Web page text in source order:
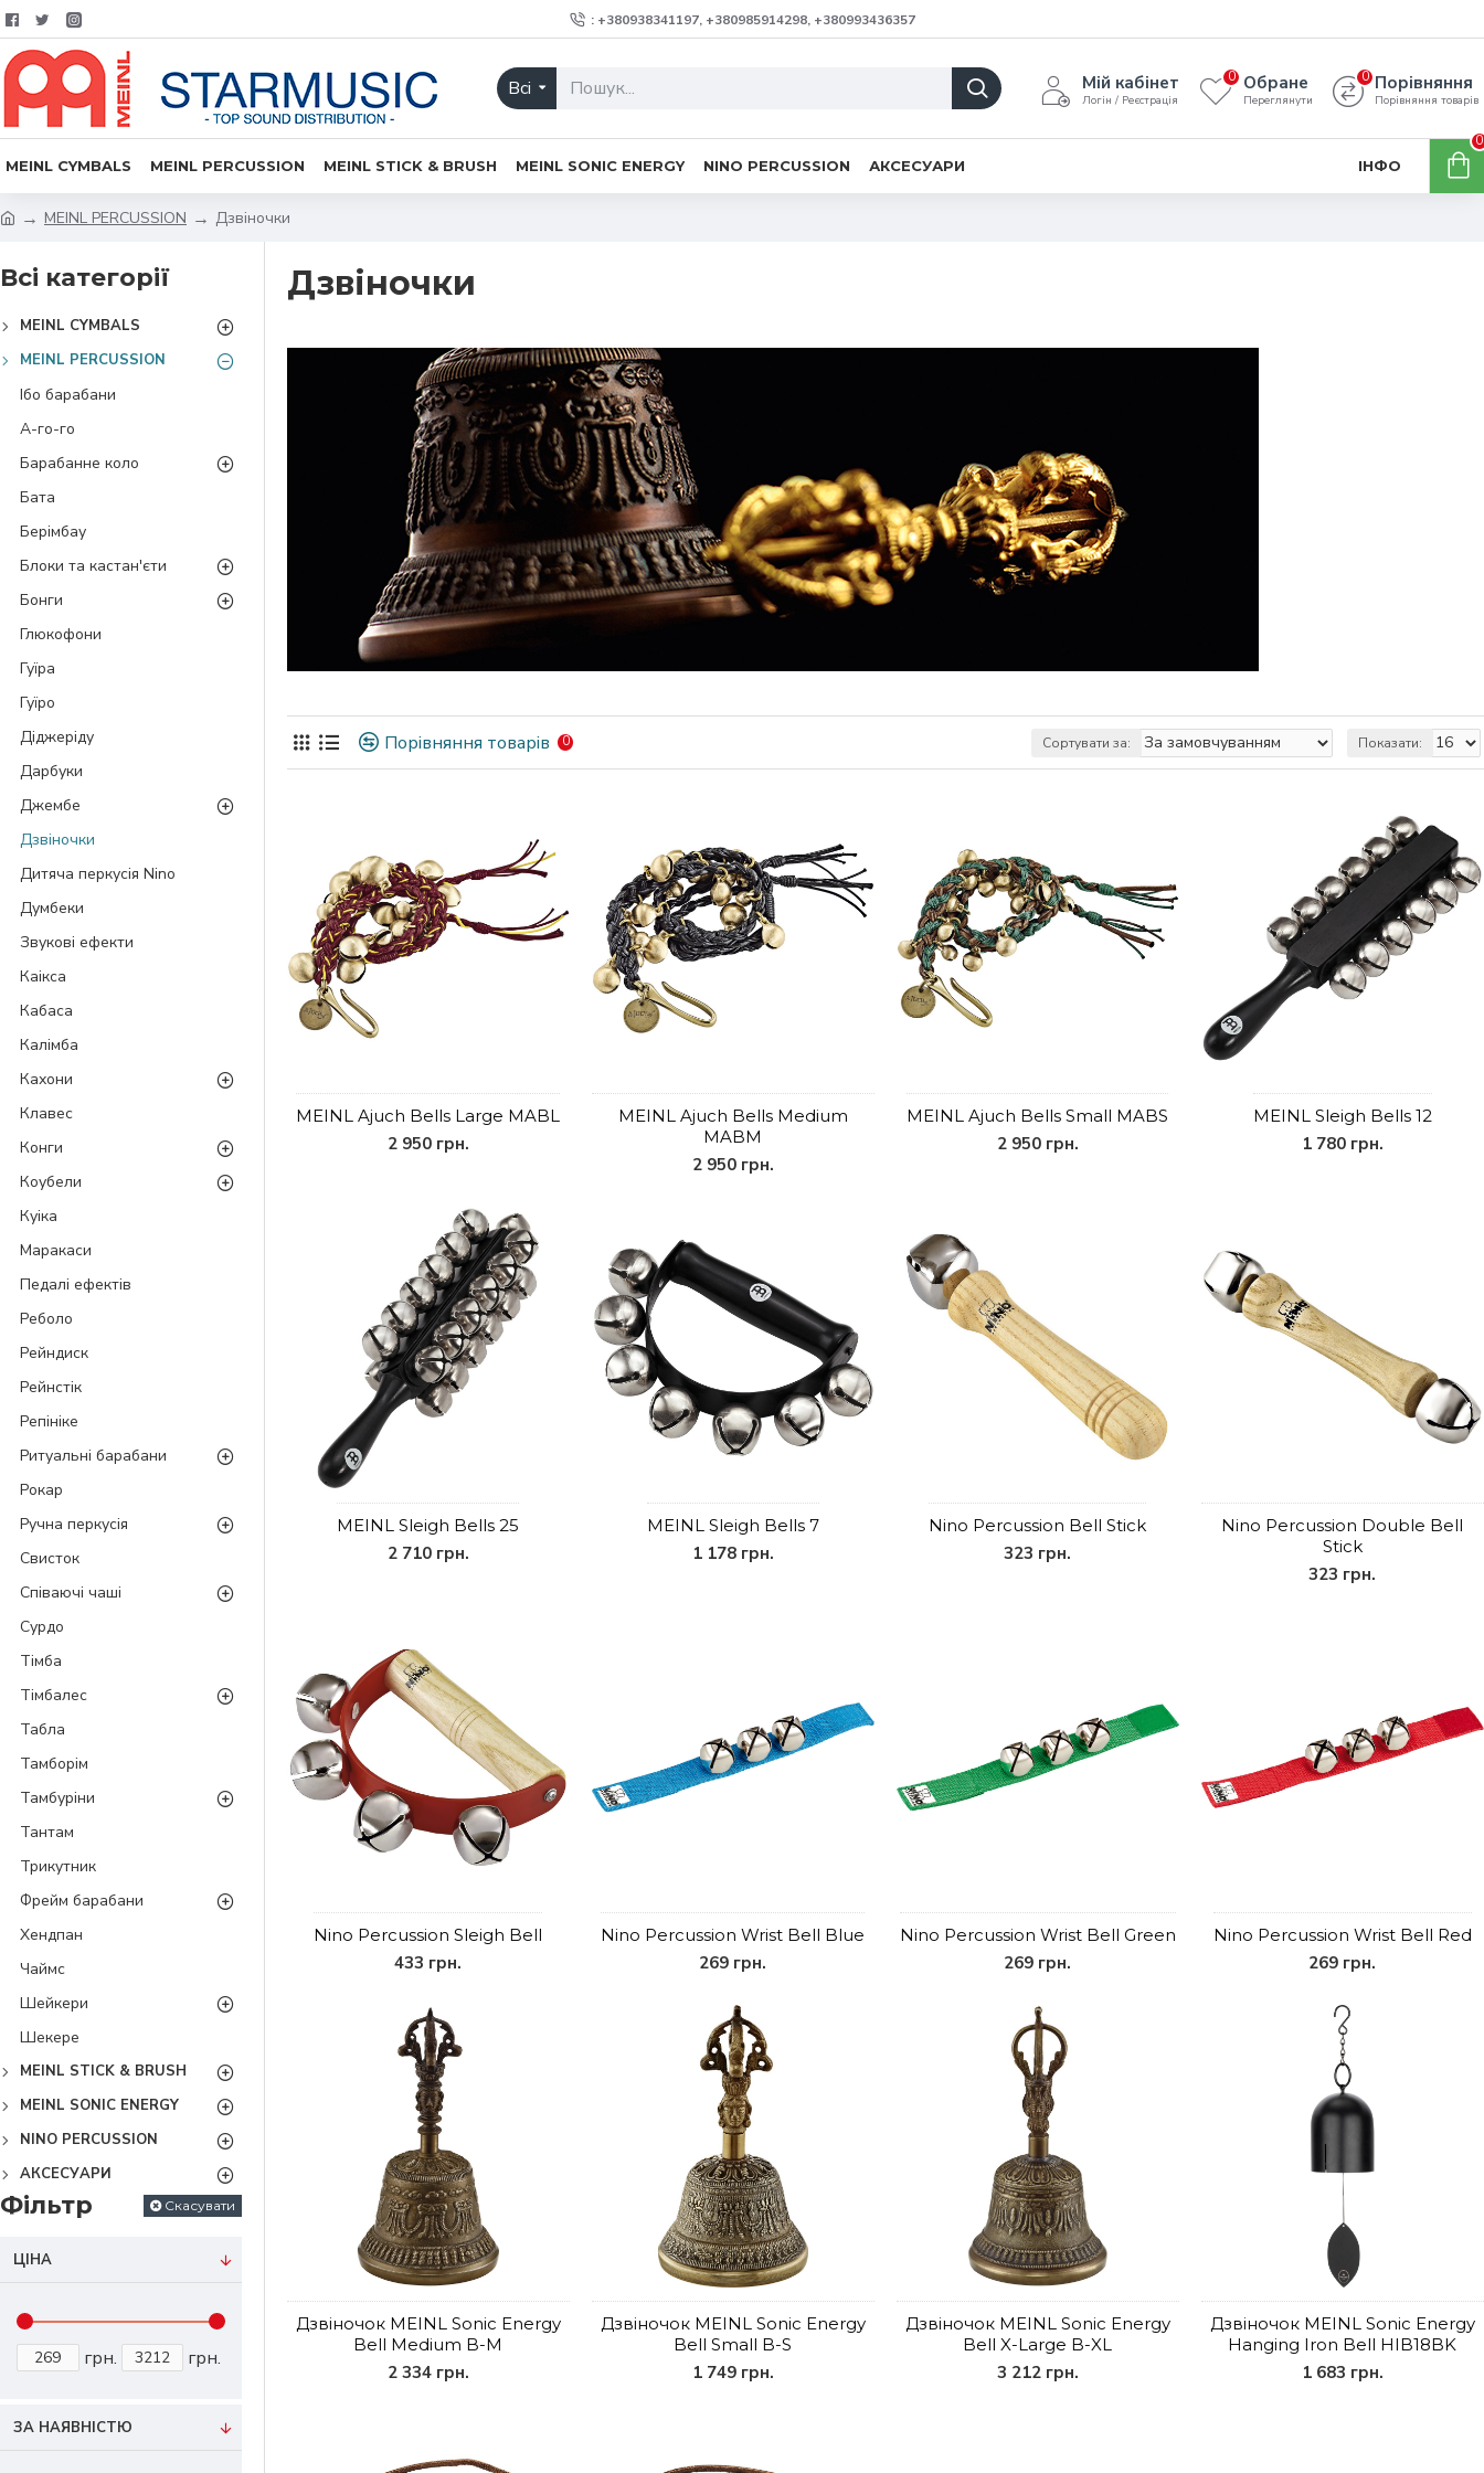
: +380938341197, +380985914298, +380993436357
Всі Мій кабінет
Логін / Реєстрація
Обране
Переглянути
0 Порівняння
Порівняння товарів
0
MEINL CYMBALS MEINL PERCUSSION MEINL STICK & BRUSH MEINL SONIC ENERGY NINO PERCUSSION АКСЕСУАРИ ІНФО
0
MEINL PERCUSSION Дзвіночки
Всі категорії
MEINL CYMBALS
MEINL PERCUSSION
Ібо барабани
А-го-го
Барабанне коло
Бата
Берімбау
Блоки та кастан'єти
Бонги
Глюкофони
Гуїра
Гуїро
Діджеріду
Дарбуки
Джембе
Дзвіночки
Дитяча перкусія Nino
Думбеки
Звукові ефекти
Каікса
Кабаса
Калімба
Кахони
Клавес
Конги
Коубели
Куіка
Маракаси
Педалі ефектів
Реболо
Рейндиск
Рейнстік
Репініке
Ритуальні барабани
Рокар
Ручна перкусія
Свисток
Співаючі чаші
Сурдо
Тімба
Тімбалес
Табла
Тамборім
Тамбуріни
Тантам
Трикутник
Фрейм барабани
Хендпан
Чаймс
Шейкери
Шекере
MEINL STICK & BRUSH
MEINL SONIC ENERGY
NINO PERCUSSION
АКСЕСУАРИ
Фільтр Скасувати
ЦІНА
грн. грн.
ЗА НАЯВНІСТЮ
Дзвіночки
Порівняння товарів 0 Сортувати за: Показати:
MEINL Ajuch Bells Large MABL
2 950 грн.
MEINL Ajuch Bells Medium
MABM
2 950 грн.
MEINL Ajuch Bells Small MABS
2 950 грн.
MEINL Sleigh Bells 12
1 780 грн.
MEINL Sleigh Bells 25
2 710 грн.
MEINL Sleigh Bells 7
1 178 грн.
Nino Percussion Bell Stick
323 грн.
Nino Percussion Double Bell
Stick
323 грн.
Nino Percussion Sleigh Bell
433 грн.
Nino Percussion Wrist Bell Blue
269 грн.
Nino Percussion Wrist Bell Green
269 грн.
Nino Percussion Wrist Bell Red
269 грн.
Дзвіночок MEINL Sonic Energy
Bell Medium B-M
2 334 грн.
Дзвіночок MEINL Sonic Energy
Bell Small B-S
1 749 грн.
Дзвіночок MEINL Sonic Energy
Bell X-Large B-XL
3 212 грн.
Дзвіночок MEINL Sonic Energy
Hanging Iron Bell HIB18BK
1 683 грн.